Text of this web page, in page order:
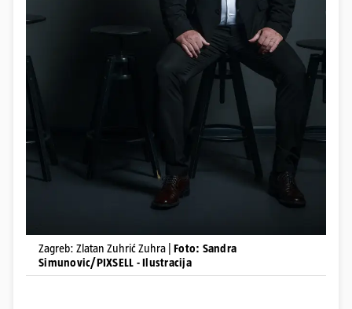
Zagreb: Zlatan Zuhrić Zuhra | Foto: Sandra
Simunovic/PIXSELL - Ilustracija